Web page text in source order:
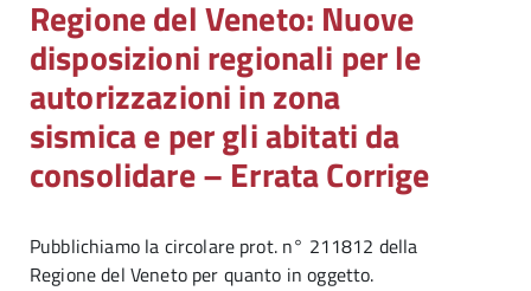
Regione del Veneto: Nuove
disposizioni regionali per le
autorizzazioni in zona
sismica e per gli abitati da
consolidare – Errata Corrige
Pubblichiamo la circolare prot. n° 211812 della
Regione del Veneto per quanto in oggetto.